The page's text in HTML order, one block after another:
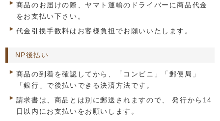
商品のお届けの際、ヤマト運輸のドライバーに商品代金
をお支払い下さい。
代金引換手数料はお客様負担でお願いいたします。
NP後払い
商品の到着を確認してから、「コンビニ」「郵便局」
「銀行」で後払いできる決済方法です。
請求書は、商品とは別に郵送されますので、 発行から14
日以内にお支払いをお願いします。